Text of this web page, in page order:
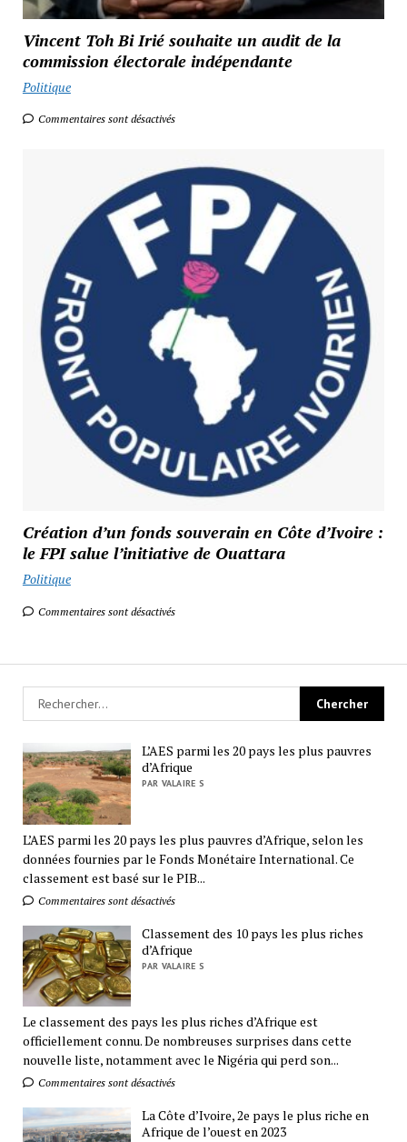
Vincent Toh Bi Irié souhaite un audit de la
commission électorale indépendante
Politique
Commentaires sont désactivés
Création d’un fonds souverain en Côte d’Ivoire :
le FPI salue l’initiative de Ouattara
Politique
Commentaires sont désactivés
L’AES parmi les 20 pays les plus pauvres
d’Afrique
PAR VALAIRE S
L’AES parmi les 20 pays les plus pauvres d’Afrique, selon les
données fournies par le Fonds Monétaire International. Ce
classement est basé sur le PIB...
Commentaires sont désactivés
Classement des 10 pays les plus riches
d’Afrique
PAR VALAIRE S
Le classement des pays les plus riches d’Afrique est
officiellement connu. De nombreuses surprises dans cette
nouvelle liste, notamment avec le Nigéria qui perd son...
Commentaires sont désactivés
La Côte d’Ivoire, 2e pays le plus riche en
Afrique de l’ouest en 2023